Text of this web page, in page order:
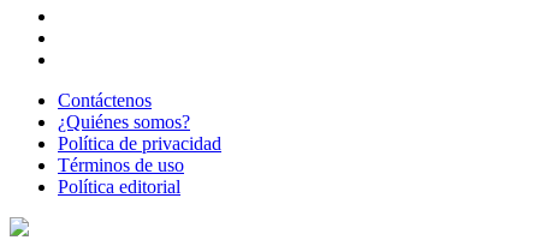
Contáctenos
¿Quiénes somos?
Política de privacidad
Términos de uso
Política editorial